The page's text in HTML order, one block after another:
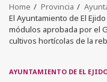
Home Provincia
El Ayuntamiento de El
módulos aprobada por el
cultivos hortícolas de la
AYUNTAMIENTO DE EL